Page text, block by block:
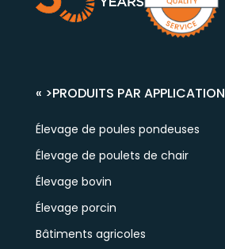
« >PRODUITS PAR APPLICATION
Élevage de poules pondeuses
Élevage de poulets de chair
Élevage bovin
Élevage porcin
Bâtiments agricoles